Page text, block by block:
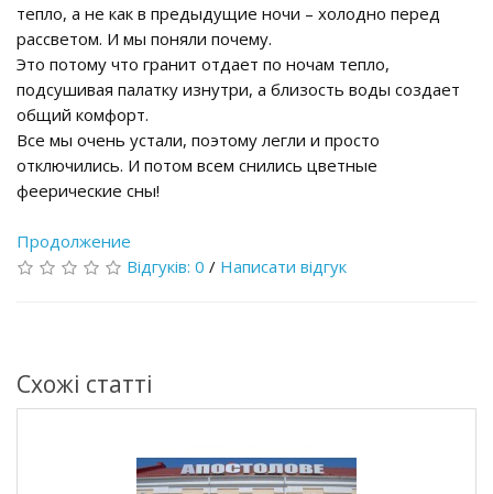
тепло, а не как в предыдущие ночи – холодно перед
рассветом. И мы поняли почему.
Это потому что гранит отдает по ночам тепло,
подсушивая палатку изнутри, а близость воды создает
общий комфорт.
Все мы очень устали, поэтому легли и просто
отключились. И потом всем снились цветные
феерические сны!
Продолжение
Відгуків: 0 / Написати відгук
Схожі статті